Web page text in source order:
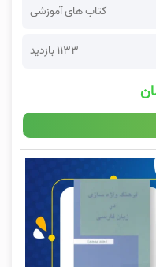
کتاب های آموزشی
1133 بازدید